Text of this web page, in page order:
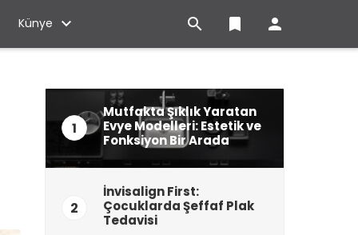
Künye  bookmark 
1
Mutfakta Şıklık Yaratan
Evye Modelleri: Estetik ve
Fonksiyon Bir Arada
2
İnvisalign First:
Çocuklarda Şeffaf Plak
Tedavisi